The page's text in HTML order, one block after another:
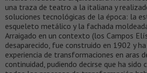
una traza de teatro a la italiana y
soluciones tecnológicas de la época: la
esqueleto metálico y la fachada
Arraigado en un contexto (los Campos
desaparecido, fue construido en 1902 y
experiencia de transformaciones en aras
continuidad, pudiendo decirse que ha